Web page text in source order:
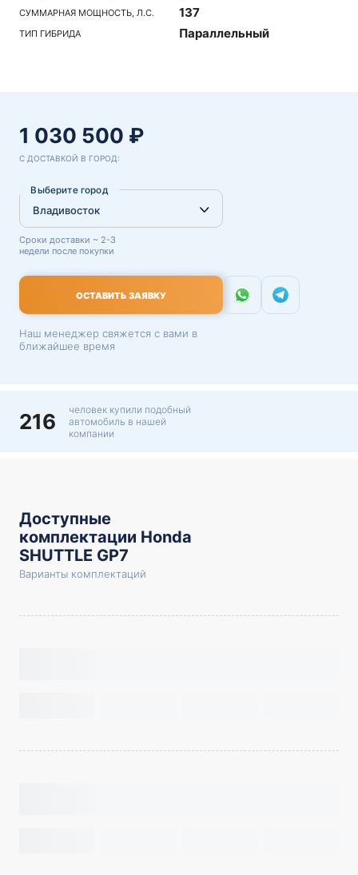
СУММАРНАЯ МОЩНОСТЬ, Л.С. 137
ТИП ГИБРИДА Параллельный
1 030 500 ₽
С ДОСТАВКОЙ В ГОРОД:
Выберите город
Сроки доставки ~ 2-3
недели после покупки
ОСТАВИТЬ ЗАЯВКУ
Наш менеджер свяжется с вами в
ближайшее время
216
человек купили подобный
автомобиль в нашей
компании
Доступные
комплектации Honda
SHUTTLE GP7
Варианты комплектаций